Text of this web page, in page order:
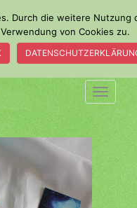
Durch die weitere Nutzung
Verwendung von Cookies zu.